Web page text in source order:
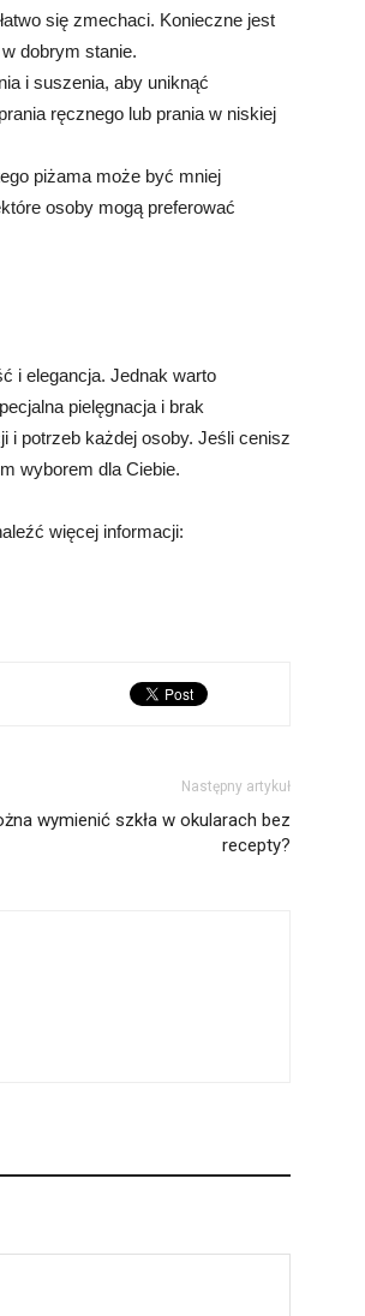
się zmechaci. Konieczne jest
dobrym stanie.
i suszenia, aby uniknąć
ręcznego lub prania w niskiej
piżama może być mniej
osoby mogą preferować
i elegancja. Jednak warto
pielęgnacja i brak
i potrzeb każdej osoby. Jeśli cenisz
wyborem dla Ciebie.
więcej informacji:
Następny artykuł
wymienić szkła w okularach bez
recepty?